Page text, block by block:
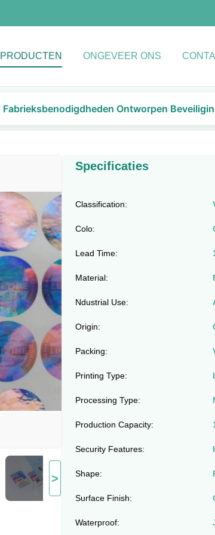
PRODUCTEN ONGEVEER ONS
Fabrieksbenodigdheden Ontworpen
>
Specificaties
Classification:
Colo:
Lead Time:
Material:
Ndustrial Use:
Origin:
Packing:
Printing Type:
Processing Type:
Production Capacity:
Security Features:
Shape:
Surface Finish:
Waterproof: